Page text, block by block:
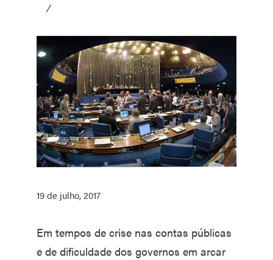
/
19 de julho, 2017
Em tempos de crise nas contas públicas
e de dificuldade dos governos em arcar